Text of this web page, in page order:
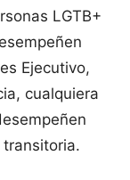
LGTB+
Ejecutivo,
cualquiera